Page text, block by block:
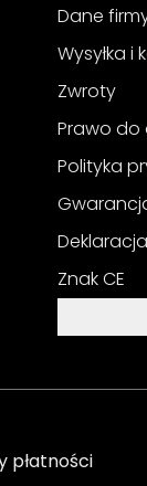
Dane
Wysyłka i
Zwroty
Prawo
Polityka
Znak CE
płatności